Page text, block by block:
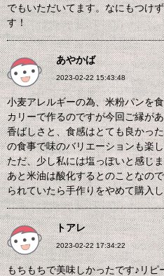
でもいただいてます。なにもつけ
す！
あやかば
2023-02-22 15:43:48
小麦アレルギーの為、米粉パンを
カリーで作るのですが今回ご縁が
香ばしさと、食感はとても良かっ
の食事で味のバリエーションも楽
ただ、少し私には塩っぽいと感じ
あと米油は酸化するとのことなの
られていたら手作りをやめて購入
トアレ
2023-02-22 17:34:22
もちもちで美味しかったです♪リピ